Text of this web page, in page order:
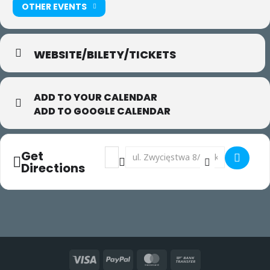
OTHER EVENTS
WEBSITE/BILETY/TICKETS
ADD TO YOUR CALENDAR
ADD TO GOOGLE CALENDAR
Get
Directions
Address - Gaga/ dancers w Białymstoku []
Destination Address - Gaga/
Visa PayPal MasterCard